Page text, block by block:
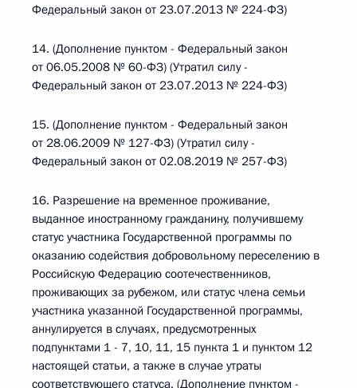
Федеральный закон от 23.07.2013 № 224-ФЗ)
14. (Дополнение пунктом - Федеральный закон
от 06.05.2008 № 60-ФЗ) (Утратил силу -
Федеральный закон от 23.07.2013 № 224-ФЗ)
15. (Дополнение пунктом - Федеральный закон
от 28.06.2009 № 127-ФЗ) (Утратил силу -
Федеральный закон от 02.08.2019 № 257-ФЗ)
16. Разрешение на временное проживание,
выданное иностранному гражданину, получившему
статус участника Государственной программы по
оказанию содействия добровольному переселению в
Российскую Федерацию соотечественников,
проживающих за рубежом, или статус члена семьи
участника указанной Государственной программы,
аннулируется в случаях, предусмотренных
подпунктами 1 - 7, 10, 11, 15 пункта 1 и пунктом 12
настоящей статьи, а также в случае утраты
соответствующего статуса. (Дополнение пунктом -